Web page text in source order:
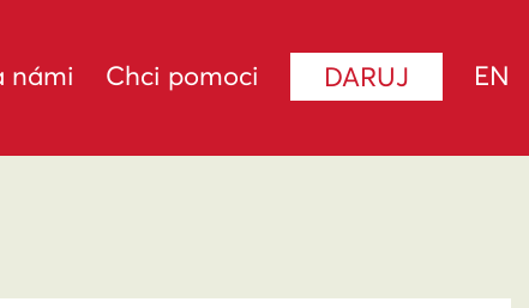
námi Chci pomoci DARUJ EN